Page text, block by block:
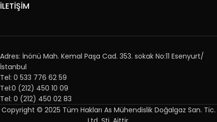
İLETİŞİM
Adres: İnönü Mah. Kemal Paşa Cad. 353. sokak No:11 Esenyurt/
İstanbul
Tel: 0 533 776 62 59
Tel:0 (212) 450 10 09
Tel: 0 (212) 450 02 83
Copyright © 2025 Tüm Hakları As Mühendislik Doğalgaz San. Tic.